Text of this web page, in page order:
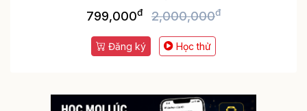
799,000đ 2,000,000đ
Đăng ký Học thử